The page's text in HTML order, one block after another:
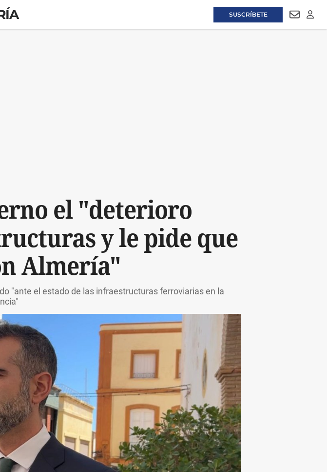
SUSCRÍBETE
el "deterioro
y le pide que
Almería"
"ante el estado de las infraestructuras ferroviarias en la